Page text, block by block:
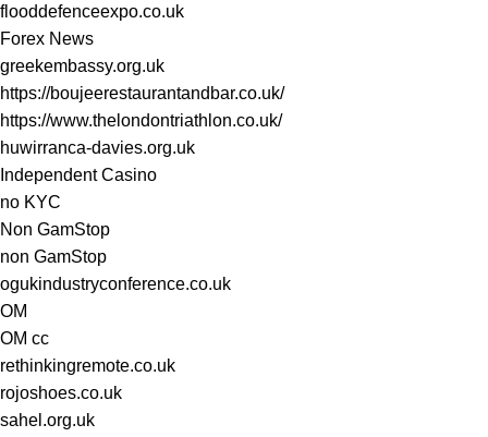
flooddefenceexpo.co.uk
Forex News
greekembassy.org.uk
https://boujeerestaurantandbar.co.uk/
https://www.thelondontriathlon.co.uk/
huwirranca-davies.org.uk
Independent Casino
no KYC
Non GamStop
non GamStop
ogukindustryconference.co.uk
OM
OM cc
rethinkingremote.co.uk
rojoshoes.co.uk
sahel.org.uk